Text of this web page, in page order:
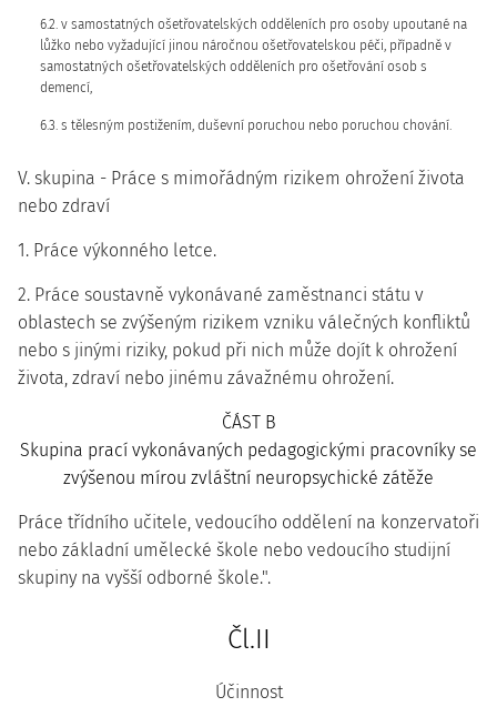
6.2. v samostatných ošetřovatelských odděleních pro osoby upoutané na
lůžko nebo vyžadující jinou náročnou ošetřovatelskou péči, případně v
samostatných ošetřovatelských odděleních pro ošetřování osob s
demencí,
6.3. s tělesným postižením, duševní poruchou nebo poruchou chování.
V. skupina - Práce s mimořádným rizikem ohrožení života
nebo zdraví
1. Práce výkonného letce.
2. Práce soustavně vykonávané zaměstnanci státu v
oblastech se zvýšeným rizikem vzniku válečných konfliktů
nebo s jinými riziky, pokud při nich může dojít k ohrožení
života, zdraví nebo jinému závažnému ohrožení.
ČÁST B
Skupina prací vykonávaných pedagogickými pracovníky se
zvýšenou mírou zvláštní neuropsychické zátěže
Práce třídního učitele, vedoucího oddělení na konzervatoři
nebo základní umělecké škole nebo vedoucího studijní
skupiny na vyšší odborné škole.".
Čl.II
Účinnost